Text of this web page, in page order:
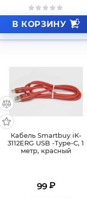
В КОРЗИНУ
Кабель Smartbuy iK-
3112ERG USB -Type-C, 1
метр, красный
99 ₽